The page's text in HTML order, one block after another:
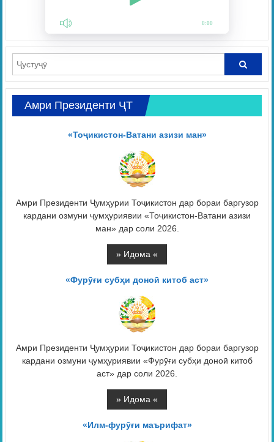
0:00
Амри Президенти ҶТ
«Тоҷикистон-Ватани азизи ман»
Амри Президенти Ҷумҳурии Тоҷикистон дар бораи баргузор
кардани озмуни ҷумҳуриявии «Тоҷикистон-Ватани азизи
ман» дар соли 2026.
«Фурӯғи субҳи доноӣ китоб аст»
Амри Президенти Ҷумҳурии Тоҷикистон дар бораи баргузор
кардани озмуни ҷумҳуриявии «Фурӯғи субҳи доноӣ китоб
аст» дар соли 2026.
«Илм-фурӯғи маърифат»